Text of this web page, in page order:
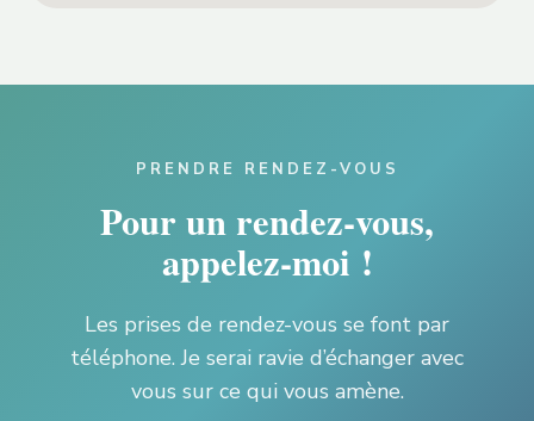
PRENDRE RENDEZ-VOUS
Pour un rendez-vous,
appelez-moi !
Les prises de rendez-vous se font par
téléphone. Je serai ravie d’échanger avec
vous sur ce qui vous amène.